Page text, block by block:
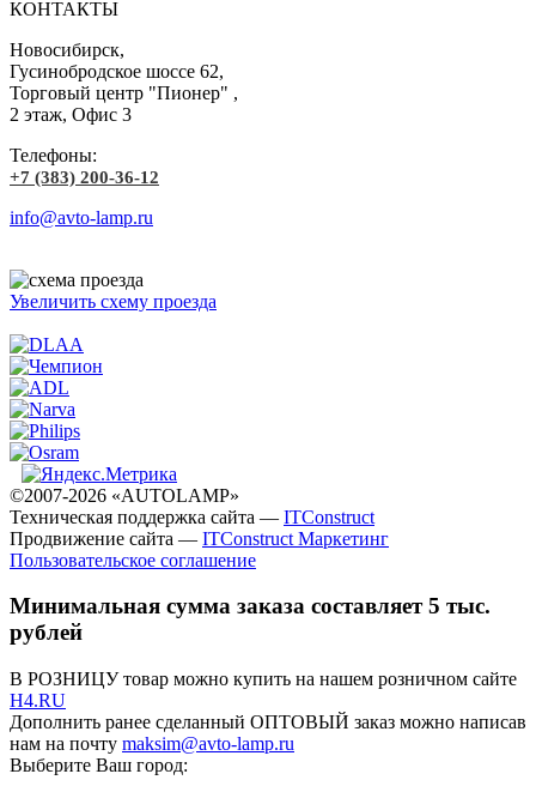
КОНТАКТЫ
Новосибирск,
Гусинобродское шоссе 62,
Торговый центр "Пионер" ,
2 этаж, Офис 3
Телефоны:
+7 (383) 200-36-12
info@avto-lamp.ru
Увеличить схему проезда
©2007-2026 «AUTOLAMP»
Техническая поддержка сайта — ITConstruct
Продвижение сайта — ITConstruct Маркетинг
Пользовательское соглашение
Минимальная сумма заказа составляет 5 тыс.
рублей
В РОЗНИЦУ товар можно купить на нашем розничном сайте
H4.RU
Дополнить ранее сделанный ОПТОВЫЙ заказ можно написав
нам на почту maksim@avto-lamp.ru
Выберите Ваш город: